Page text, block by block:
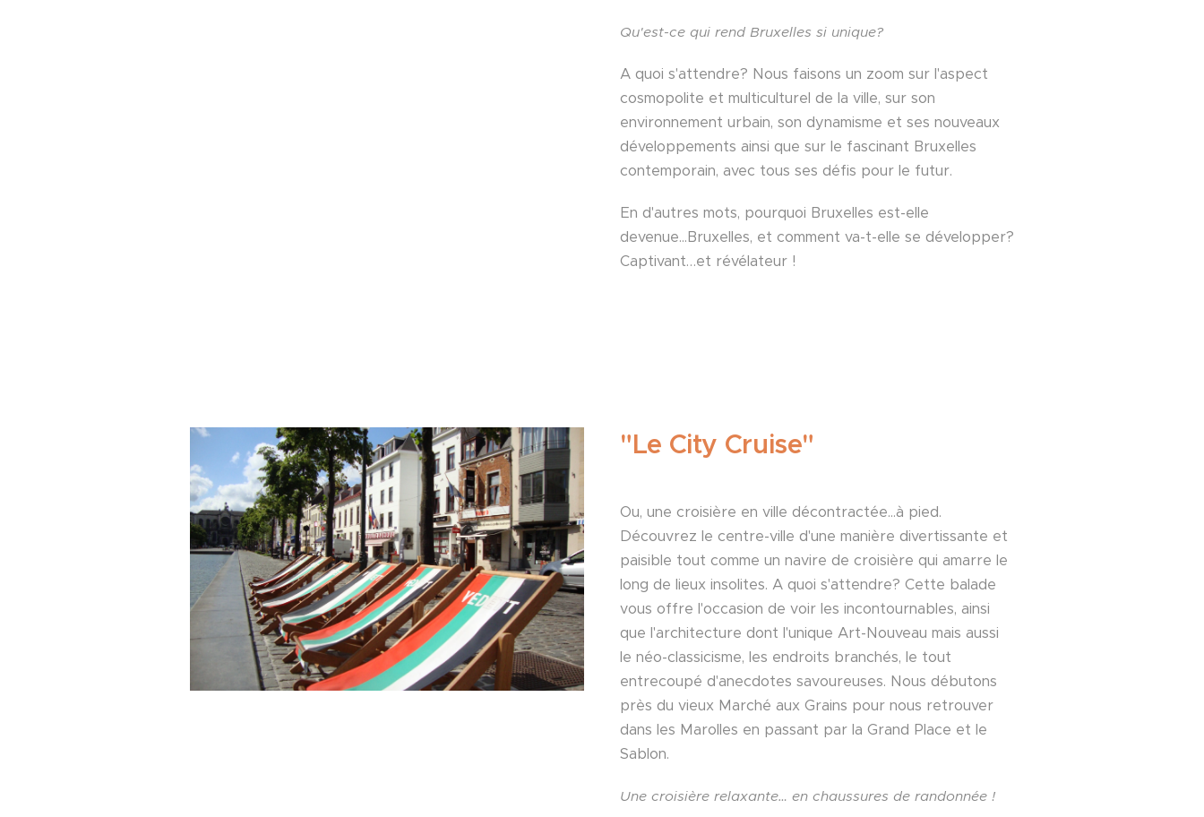
Qu'est-ce qui rend Bruxelles si unique?
A quoi s'attendre? Nous faisons un zoom sur l'aspect
cosmopolite et multiculturel de la ville, sur son
environnement urbain, son dynamisme et ses nouveaux
développements ainsi que sur le fascinant Bruxelles
contemporain, avec tous ses défis pour le futur.
En d'autres mots, pourquoi Bruxelles est-elle
devenue...Bruxelles, et comment va-t-elle se développer?
Captivant…et révélateur !
"Le City Cruise"
Ou, une croisière en ville décontractée...à pied.
Découvrez le centre-ville d'une manière divertissante et
paisible tout comme un navire de croisière qui amarre le
long de lieux insolites. A quoi s'attendre? Cette balade
vous offre l'occasion de voir les incontournables, ainsi
que l'architecture dont l'unique Art-Nouveau mais aussi
le néo-classicisme, les endroits branchés, le tout
entrecoupé d'anecdotes savoureuses. Nous débutons
près du vieux Marché aux Grains pour nous retrouver
dans les Marolles en passant par la Grand Place et le
Sablon.
Une croisière relaxante… en chaussures de randonnée !